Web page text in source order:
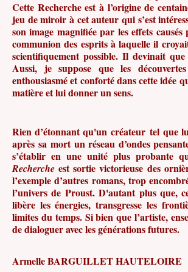
Cette Recherche est à l’origine de
jeu de miroir à cet auteur qui s’est
son image magnifiée par les effets
communion des esprits à laquelle il
scientifiquement possible. Il devinait
Aussi, je suppose que les
enthousiasmé et conforté dans cette idée
matière et lui donner un sens.
Rien d’étonnant qu'un créateur tel que
après sa mort un réseau d’ondes
s’établir en une unité plus probante
Recherche est sortie victorieuse des
l’exemple d’autres romans, trop
l’univers de Proust. D'autant plus que,
libère les énergies, transgresse les
limites du temps. Si bien que l’artiste,
de dialoguer avec les générations futures.
Armelle BARGUILLET HAUTELOIRE